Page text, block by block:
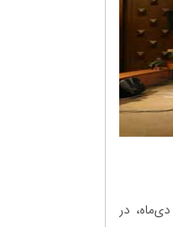
گروه صنعتی گلرنگ ۱۱ و ۱۲ دی‌ماه، در